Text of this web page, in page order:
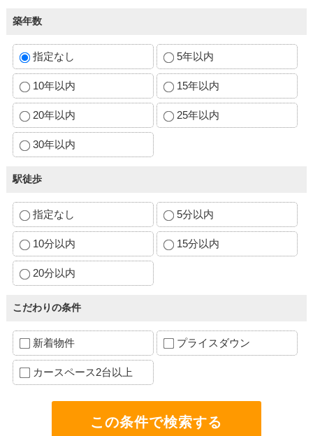
築年数
指定なし 5年以内
10年以内 15年以内
20年以内 25年以内
30年以内
駅徒歩
指定なし 5分以内
10分以内 15分以内
20分以内
こだわりの条件
新着物件 プライスダウン
カースペース2台以上